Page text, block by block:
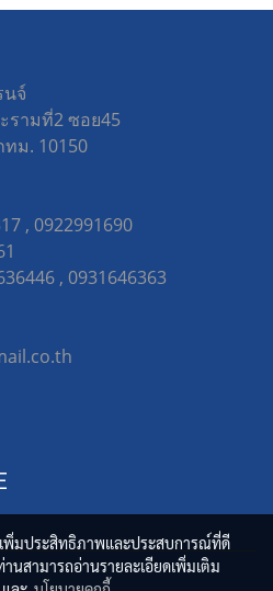
นจ์
รามที่2 ซอย45
ม. 10150
, 0922991690
, 0931646363
เพิ่มประสิทธิภาพและประสบการณ์ที่ดี
นสามารถอ่านรายละเอียดเพิ่มเติม